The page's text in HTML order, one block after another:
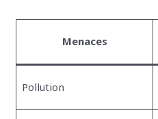
Menaces
Pollution